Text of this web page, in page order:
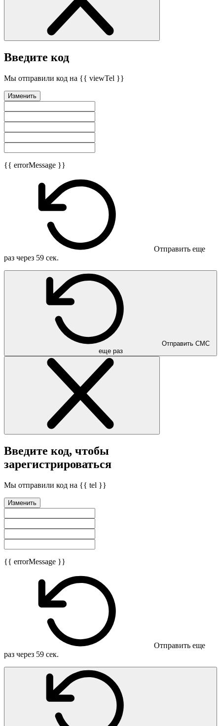
Введите код
Мы отправили код на {{ viewTel }}
Изменить
{{ errorMessage }}
Отправить еще
раз через 59 сек.
еще раз
Введите код, чтобы
зарегистрироваться
Мы отправили код на {{ tel }}
Изменить
{{ errorMessage }}
Отправить еще
раз через 59 сек.